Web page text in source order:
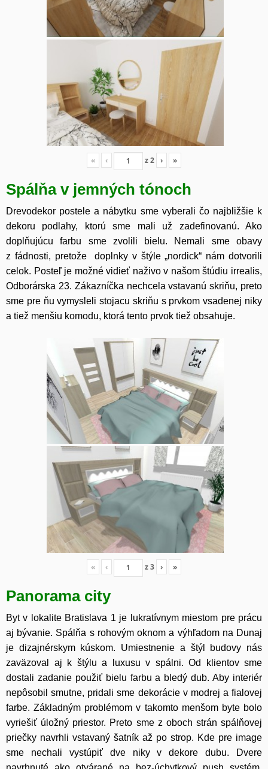
« ‹ z2 › »
Spálňa v jemných tónoch
Drevodekor postele a nábytku sme vyberali čo najbližšie k
dekoru podlahy, ktorú sme mali už zadefinovanú. Ako
doplňujúcu farbu sme zvolili bielu. Nemali sme obavy
z fádnosti, pretože doplnky v štýle „nordick“ nám dotvorili
celok. Posteľ je možné vidieť naživo v našom štúdiu irrealis,
Odborárska 23. Zákazníčka nechcela vstavanú skriňu, preto
sme pre ňu vymysleli stojacu skriňu s prvkom vsadenej niky
a tiež menšiu komodu, ktorá tento prvok tiež obsahuje.
« ‹ z3 › »
Panorama city
Byt v lokalite Bratislava 1 je lukratívnym miestom pre prácu
aj bývanie. Spálňa s rohovým oknom a výhľadom na Dunaj
je dizajnérskym kúskom. Umiestnenie a štýl budovy nás
zaväzoval aj k štýlu a luxusu v spálni. Od klientov sme
dostali zadanie použiť bielu farbu a bledý dub. Aby interiér
nepôsobil smutne, pridali sme dekorácie v modrej a fialovej
farbe. Základným problémom v takomto menšom byte bolo
vyriešiť úložný priestor. Preto sme z oboch strán spálňovej
priečky navrhli vstavaný šatník až po strop. Kde pre image
sme nechali vystúpiť dve niky v dekore dubu. Dvere